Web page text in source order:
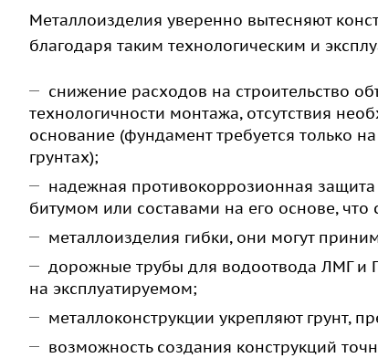
Металлоизделия уверенно вытесняют
благодаря таким технологическим и
снижение расходов на строительство
технологичности монтажа, отсутствия
основание (фундамент требуется только
грунтах);
надежная противокоррозионная
битумом или составами на его основе,
металлоизделия гибки, они могут
дорожные трубы для водоотвода ЛМГ и
на эксплуатируемом;
металлоконструкции укрепляют грунт,
возможность создания конструкций